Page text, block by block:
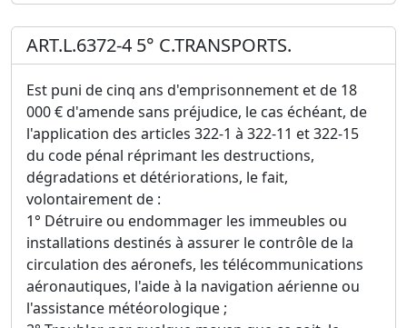
ART.L.6372-4 5° C.TRANSPORTS.
Est puni de cinq ans d'emprisonnement et de 18
000 € d'amende sans préjudice, le cas échéant, de
l'application des articles 322-1 à 322-11 et 322-15
du code pénal réprimant les destructions,
dégradations et détériorations, le fait,
volontairement de :
1° Détruire ou endommager les immeubles ou
installations destinés à assurer le contrôle de la
circulation des aéronefs, les télécommunications
aéronautiques, l'aide à la navigation aérienne ou
l'assistance météorologique ;